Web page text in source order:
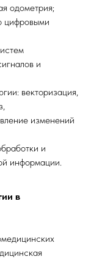
одометрия;
цифровыми
и
векторизация,
изменений
и
информации.
в